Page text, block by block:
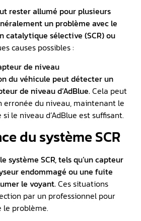
rester allumé pour plusieurs
un problème avec le
catalytique sélective (SCR) ou
causes possibles :
de niveau
du véhicule peut détecter un
de niveau d’AdBlue.Cela peut
erronée du niveau, maintenant le
le niveau d’AdBlue est suffisant.
du système SCR
système SCR, tels qu’un capteur
endommagé ou une fuite
le voyant.Ces situations
par un professionnel pour
problème.